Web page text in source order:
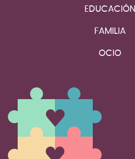
EDUCACIÓN
FAMILIA
OCIO